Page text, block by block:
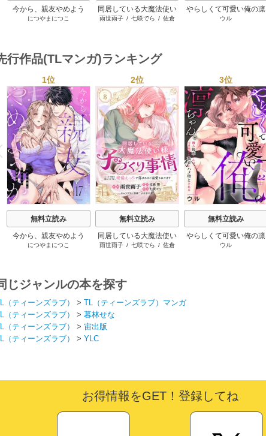
今から、親友やめよう
か。～腐れ縁同僚は甘い
につやまにつこ
同居している大魔法使い
様の子づくり事情 こっそ
愛されてます
雨世雨子 / 七咲でら / 佐倉
やらしくて可愛い俺の凛
ちゃん。～隣人後輩くん
ウル
行作品(TLマンガ)ランキング
v
o
s
1位
無料立読み
今から、親友やめよう
か。～腐れ縁同僚は甘い
につやまにつこ
2位
無料立読み
同居している大魔法使い
様の子づくり事情 こっそ
愛されてます
雨世雨子 / 七咲でら / 佐倉
3位
無料立読み
やらしくて可愛い俺の凛
ちゃん。～隣人後輩くん
ウル
じジャンルの本を探す
（ティーンズラブ） > TL（ティーンズラブ）マンガ
（ティーンズラブ）
> 暮林せな
（ティーンズラブ）
> 宙出版
（ティーンズラブ）
> YLC
お得情報をGET！登録してね